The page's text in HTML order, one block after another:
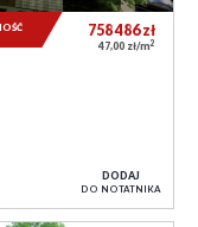
758 486zł
47,00 zł/m2
DODAJ
DO NOTATNIKA